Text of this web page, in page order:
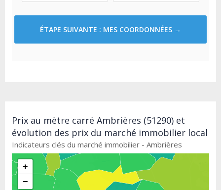
ÉTAPE SUIVANTE : MES COORDONNÉES →
Prix au mètre carré Ambrières (51290) et
évolution des prix du marché immobilier local
Indicateurs clés du marché immobilier - Ambrières
+
−